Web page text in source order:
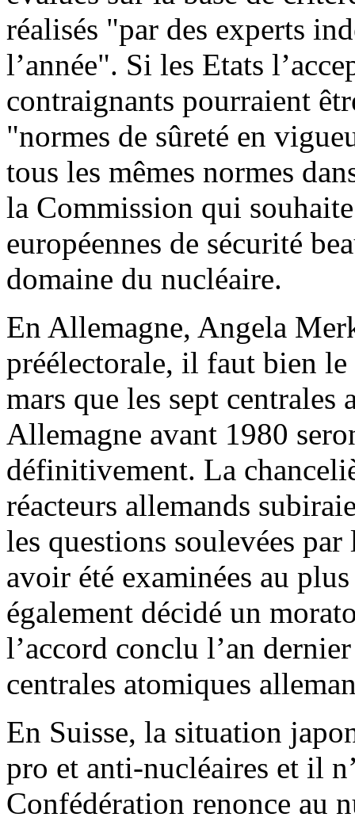
réalisés "par des experts
l’année". Si les Etats
contraignants pourraient
"normes de sûreté en
tous les mêmes normes
la Commission qui
européennes de sécurité
domaine du nucléaire.
En Allemagne, Angela
préélectorale, il faut bien
mars que les sept centrales
Allemagne avant 1980
définitivement. La
réacteurs allemands
les questions soulevées
avoir été examinées au
également décidé un
l’accord conclu l’an
centrales atomiques
En Suisse, la situation
pro et anti-nucléaires et il
Confédération renonce au